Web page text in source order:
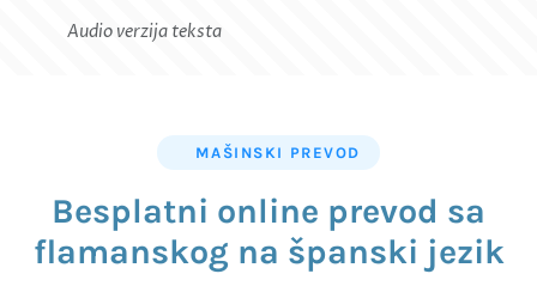
Audio verzija teksta
MAŠINSKI PREVOD
Besplatni online prevod sa
flamanskog na španski jezik